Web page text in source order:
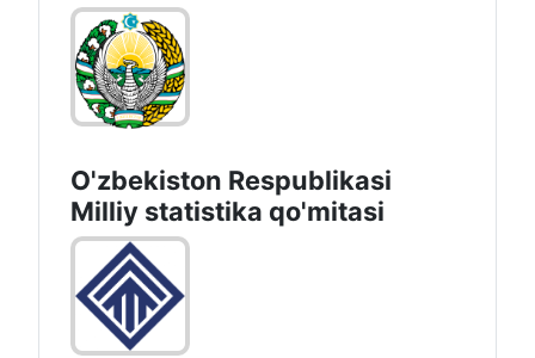
O'zbekiston Respublikasi
Milliy statistika qo'mitasi